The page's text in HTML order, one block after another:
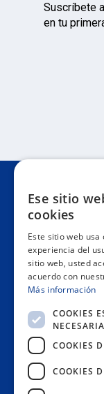
Suscríbete
en tu
Atención
Devoluciones
Condiciones
Contacta con
Ese sitio
cookies
Este sitio web
experiencia del
sitio web, usted
acuerdo con
Más información
COOKIES
COOKIES
COOKIES